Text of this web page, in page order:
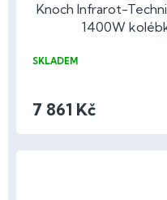
Knoch Infrarot-
1400W
SKLADEM
7 861 Kč